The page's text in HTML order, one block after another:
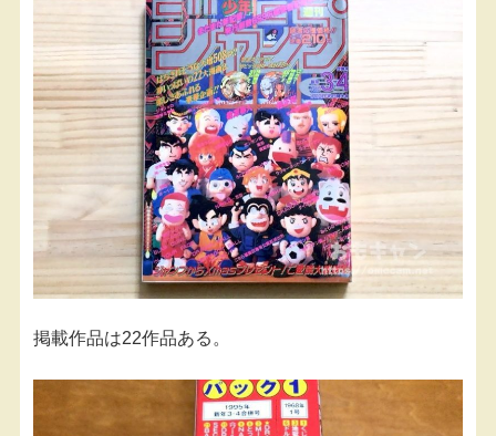
掲載作品は22作品ある。